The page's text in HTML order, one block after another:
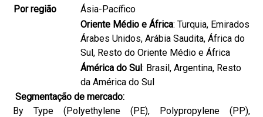
Por região
Ásia-Pacífico
Oriente Médio e África: Turquia, Emirados
Árabes Unidos, Arábia Saudita, África do
Sul, Resto do Oriente Médio e África
Ámérica do Sul: Brasil, Argentina, Resto
da América do Sul
Segmentação de mercado:
By Type (Polyethylene (PE), Polypropylene (PP),